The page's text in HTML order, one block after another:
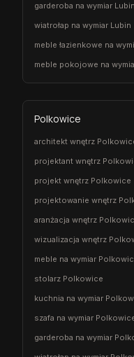
garderoba na wymiar Lubin
wiatrołap na wymiar Lubin
meble łazienkowe na
meble pokojowe na
Polkowice
architekt wnętrz
projektant wnętrz
projekt wnętrz Polkowice
projektowanie wnętrz
aranżacja wnętrz
wizualizacja wnętrz
meble na wymiar
stolarz Polkowice
kuchnia na wymiar
szafa na wymiar
garderoba na wymiar